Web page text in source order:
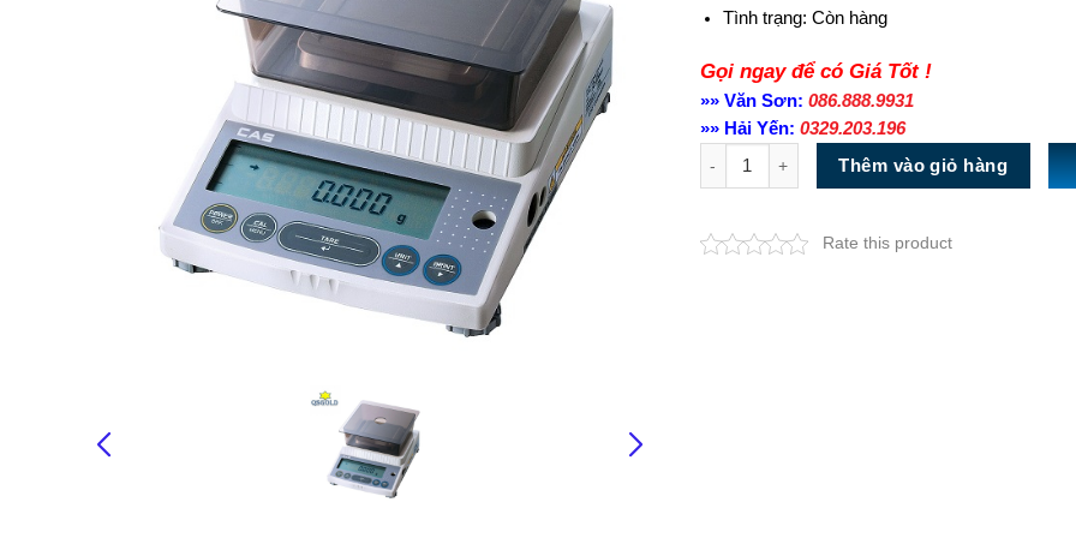
Tình trạng:Còn hàng
Gọi ngay để có Giá Tốt !
»» Văn Sơn: 086.888.9931
»» Hải Yến: 0329.203.196
Số lượng
Thêm vào giỏ hàng
Rate this product